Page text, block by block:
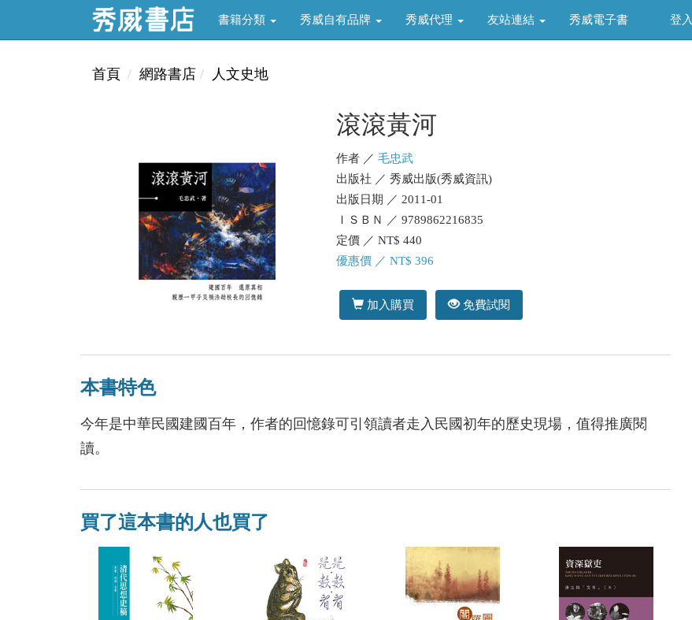
書籍分類 秀威自有品牌 秀威代理 友站連結 秀威電子書 登入
首頁 網路書店 人文史地
滾滾黃河
作者 ／ 毛忠武
出版社 ／ 秀威出版(秀威資訊)
出版日期 ／ 2011-01
ＩＳＢＮ ／ 9789862216835
定價 ／ NT$ 440
優惠價 ／ NT$ 396
加入購買 免費試閱
本書特色
今年是中華民國建國百年，作者的回憶錄可引領讀者走入民國初年的歷史現場，值得推廣閱
讀。
買了這本書的人也買了